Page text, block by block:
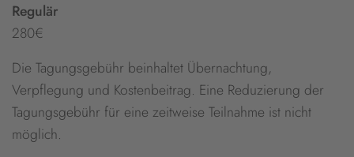
Regulär
280€
Die Tagungsgebühr beinhaltet Übernachtung,
Verpflegung und Kostenbeitrag. Eine Reduzierung der
Tagungsgebühr für eine zeitweise Teilnahme ist nicht
möglich.